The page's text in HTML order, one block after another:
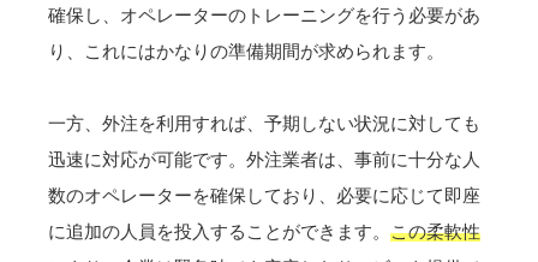
確保し、オペレーターのトレーニングを行う必要があ
り、これにはかなりの準備期間が求められます。
一方、外注を利用すれば、予期しない状況に対しても
迅速に対応が可能です。外注業者は、事前に十分な人
数のオペレーターを確保しており、必要に応じて即座
に追加の人員を投入することができます。 この柔軟性